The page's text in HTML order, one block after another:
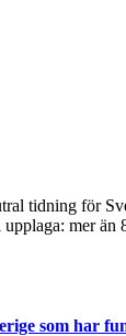
tidning för
mer
som har